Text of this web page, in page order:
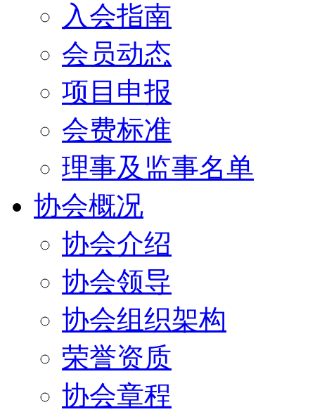
入会指南
会员动态
项目申报
会费标准
理事及监事名单
协会概况
协会介绍
协会领导
协会组织架构
荣誉资质
协会章程